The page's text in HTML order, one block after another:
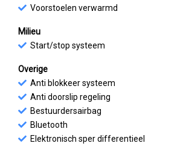
Voorstoelen verwarmd
Milieu
Start/stop systeem
Overige
Anti blokkeer systeem
Anti doorslip regeling
Bestuurdersairbag
Bluetooth
Elektronisch sper differentieel